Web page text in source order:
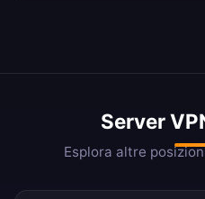
Server
Esplora altre